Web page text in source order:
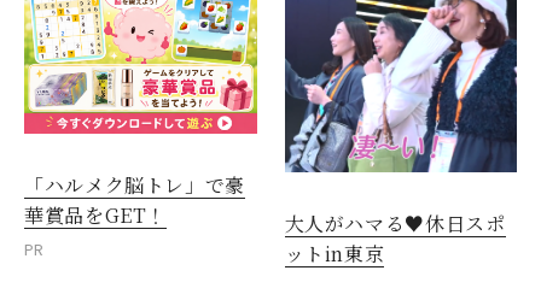
「ハルメク脳トレ」で豪
華賞品をGET！
PR
大人がハマる♥休日スポ
ットin東京